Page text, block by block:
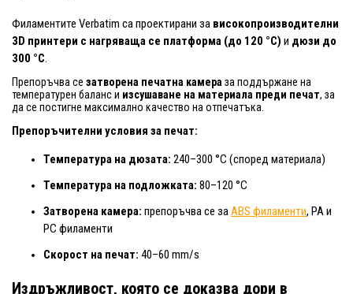
Филаментите Verbatim са проектирани за високопроизводителни
3D принтери с нагряваща се платформа (до 120 °C) и дюзи до
300 °C.
Препоръчва се затворена печатна камера за поддържане на
температурен баланс и изсушаване на материала преди печат, за
да се постигне максимално качество на отпечатъка.
Препоръчителни условия за печат:
Температура на дюзата: 240–300 °C (според материала)
Температура на подложката: 80–120 °C
Затворена камера: препоръчва се заABS филаменти, PA и
PC филаменти
Скорост на печат: 40–60 mm/s
Издръжливост, която се доказва дори в